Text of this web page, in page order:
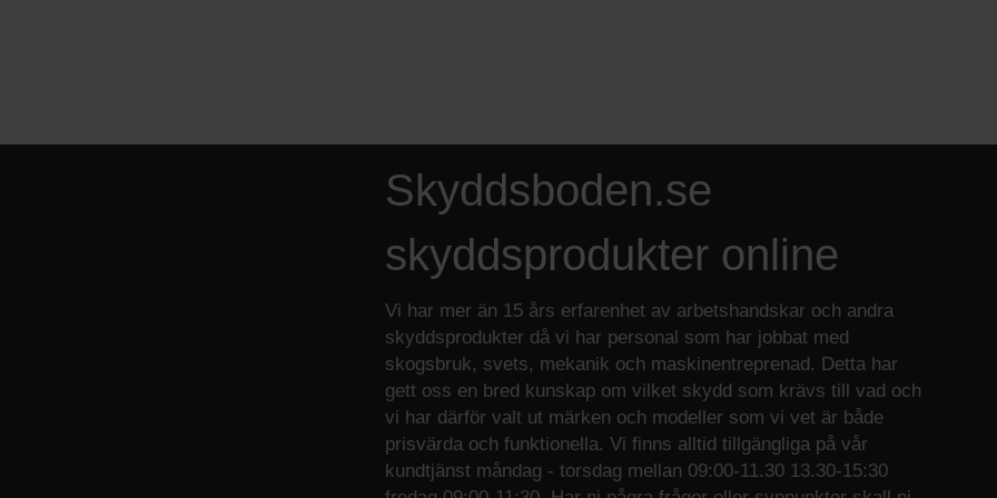
Skyddsboden.se
skyddsprodukter online
Vi har mer än 15 års erfarenhet av arbetshandskar och andra
skyddsprodukter då vi har personal som har jobbat med
skogsbruk, svets, mekanik och maskinentreprenad. Detta har
gett oss en bred kunskap om vilket skydd som krävs till vad och
vi har därför valt ut märken och modeller som vi vet är både
prisvärda och funktionella. Vi finns alltid tillgängliga på vår
kundtjänst måndag - torsdag mellan 09:00-11.30 13.30-15:30